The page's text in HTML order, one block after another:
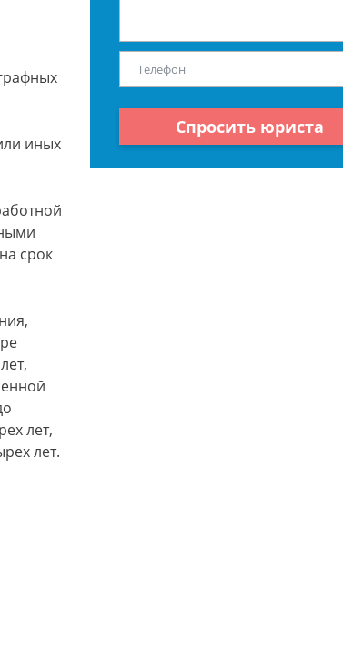
иных
срок
лет,
лет.
Спросить юриста